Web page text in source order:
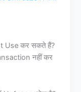
Use कर सकते हैं?
नहीं कर